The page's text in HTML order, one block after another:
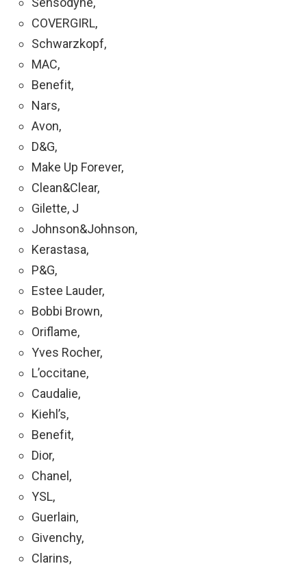
COVERGIRL,
Schwarzkopf,
MAC,
Benefit,
Nars,
Avon,
D&G,
Make Up Forever,
Clean&Clear,
Gilette, J
Johnson&Johnson,
Kerastasa,
P&G,
Estee Lauder,
Bobbi Brown,
Oriflame,
Yves Rocher,
L’occitane,
Caudalie,
Kiehl’s,
Benefit,
Dior,
Chanel,
YSL,
Guerlain,
Givenchy,
Clarins,